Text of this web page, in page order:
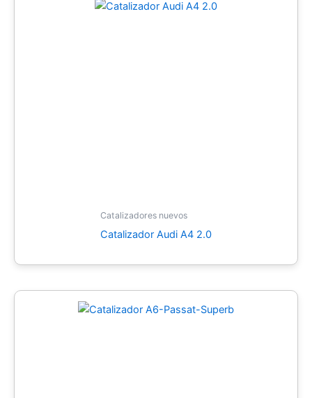
Catalizadores nuevos
Catalizador Audi A4 2.0